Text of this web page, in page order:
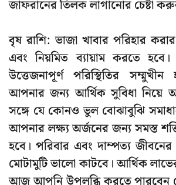
জাফরানের তিলক লাগানোর চেষ্টা
বৃষ রাশি: ভাজা খাবার পরিহার
এবং নিয়মিত ব্যায়াম করতে
উত্তেজনাপূর্ণ পরিস্থিতির
আপনার জন্য আর্থিক সুবিধা নিয়ে
সঙ্গে যে কোনও ভুল বোঝাবুঝি
আপনার লক্ষ্য অর্জনের জন্য সমস্ত
হবে। পরিবার এবং দাম্পত্য
মোটামুটি ভালো কাটবে। আর্থিক